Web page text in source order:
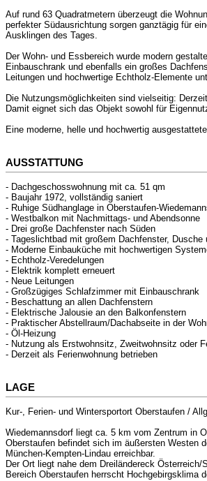
Auf rund 63 Quadratmetern überzeugt die
perfekter Südausrichtung sorgen ganztägig für
Ausklingen des Tages.
Der Wohn- und Essbereich wurde modern
Einbauschrank und ebenfalls ein großes
Leitungen und hochwertige Echtholz-Elemente
Die Nutzungsmöglichkeiten sind vielseitig:
Damit eignet sich das Objekt sowohl für
Eine moderne, helle und hochwertig
AUSSTATTUNG
- Dachgeschosswohnung mit ca. 51 qm
- Baujahr 1972, vollständig saniert
- Ruhige Südhanglage in Oberstaufen-
- Westbalkon mit Nachmittags- und Abendsonne
- Drei große Dachfenster nach Süden
- Tageslichtbad mit großem Dachfenster, Dusche
- Moderne Einbauküche mit hochwertigen
- Echtholz-Veredelungen
- Elektrik komplett erneuert
- Neue Leitungen
- Großzügiges Schlafzimmer mit Einbauschrank
- Beschattung an allen Dachfenstern
- Elektrische Jalousie an den Balkonfenstern
- Praktischer Abstellraum/Dachabseite in der
- Öl-Heizung
- Nutzung als Erstwohnsitz, Zweitwohnsitz oder
- Derzeit als Ferienwohnung betrieben
LAGE
Kur-, Ferien- und Wintersportort Oberstaufen /
Wiedemannsdorf liegt ca. 5 km vom Zentrum in
Oberstaufen befindet sich im äußersten Westen
München-Kempten-Lindau erreichbar.
Der Ort liegt nahe dem Dreiländereck
Bereich Oberstaufen herrscht Hochgebirgsklima